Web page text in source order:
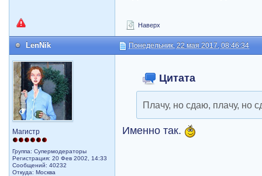
Наверх
LenNik Понедельник, 22 мая 2017, 08:46:34
Магистр
Группа: Супермодераторы
Регистрация: 20 Фев 2002, 14:33
Сообщений: 40232
Откуда: Москва
Цитата
Плачу, но сдаю, плачу, но
Именно так.